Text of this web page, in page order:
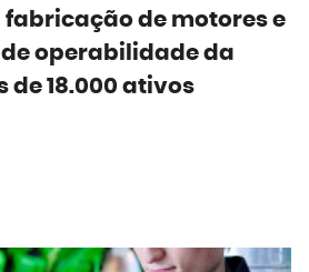
de motores e
operabilidade da
de 18.000 ativos